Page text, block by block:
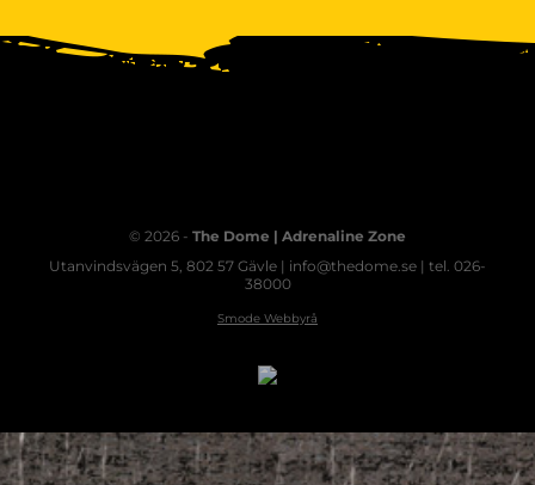
© 2026 - The Dome | Adrenaline Zone
Utanvindsvägen 5, 802 57 Gävle | info@thedome.se | tel. 026-
38000
Smode Webbyrå